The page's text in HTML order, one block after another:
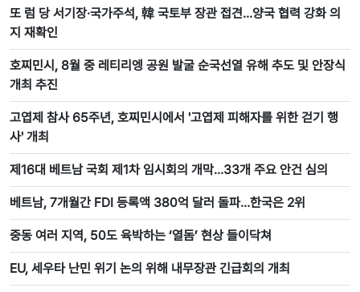
또 럼 당 서기장·국가주석, 韓 국토부 장관 접견…양국 협력 강화 의
지 재확인
호찌민시, 8월 중 레티리엥 공원 발굴 순국선열 유해 추도 및 안장식
개최 추진
고엽제 참사 65주년, 호찌민시에서 '고엽제 피해자를 위한 걷기 행
사' 개최
제16대 베트남 국회 제1차 임시회의 개막…33개 주요 안건 심의
베트남, 7개월간 FDI 등록액 380억 달러 돌파…한국은 2위
중동 여러 지역, 50도 육박하는 ‘열돔’ 현상 들이닥쳐
EU, 세우타 난민 위기 논의 위해 내무장관 긴급회의 개최